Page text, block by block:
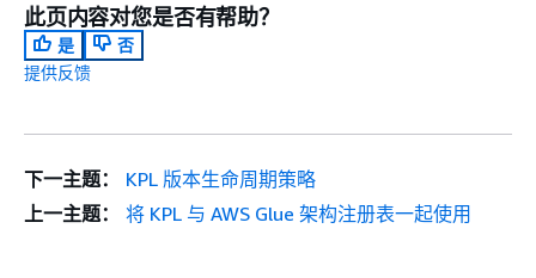
此页内容对您是否有帮助？
是
否
提供反馈
下一主题：
KPL 版本生命周期策略
上一主题：
将 KPL 与 AWS Glue 架构注册表一起使用